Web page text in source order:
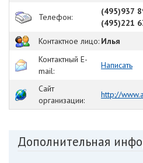
Телефон:
(495)937
(495)221
Контактное лицо: Илья
Контактный E-
mail:
Написать
Сайт
организации:
http://
Дополнительная